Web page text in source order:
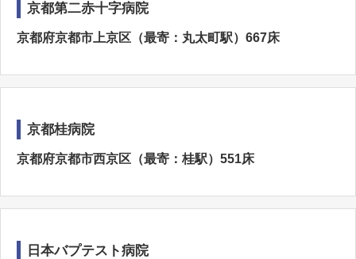
京都第二赤十字病院
京都府京都市上京区（最寄：丸太町駅）667床
京都桂病院
京都府京都市西京区（最寄：桂駅）551床
日本バプテスト病院